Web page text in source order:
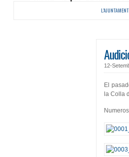
L’AJUNTAMENT
12-
El
la Colla